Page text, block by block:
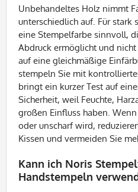
Unbehandeltes Holz nimmt
unterschiedlich auf. Für stark
eine Stempelfarbe sinnvoll,
Abdruck ermöglicht und
auf eine gleichmäßige
stempeln Sie mit
bringt ein kurzer Test auf
Sicherheit, weil Feuchte,
großen Einfluss haben.
oder unscharf wird,
Kissen und vermeiden Sie
Kann ich Noris
Handstempeln